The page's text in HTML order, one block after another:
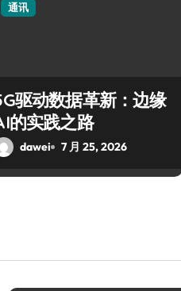
通讯
驱动数据革新：边缘
的实践之路
dawei 7 月 25, 2026